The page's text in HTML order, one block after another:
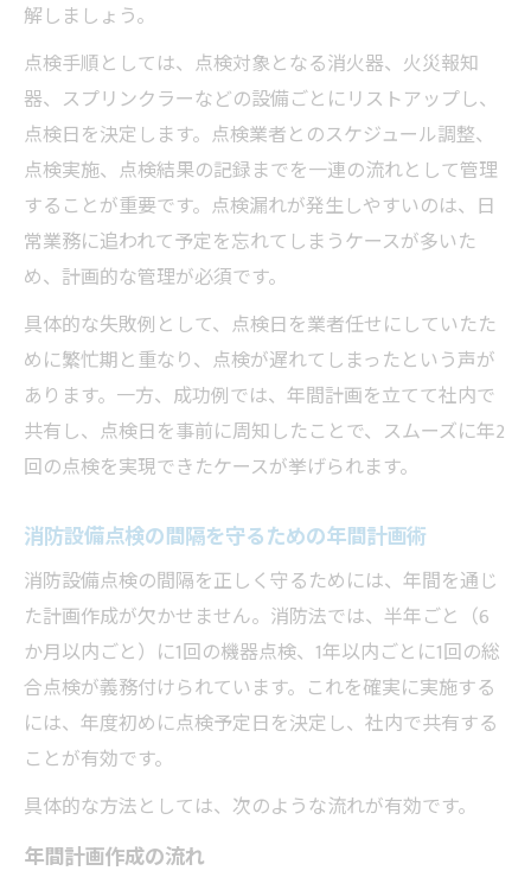
解しましょう。
点検手順としては、点検対象となる消火器、火災報知
器、スプリンクラーなどの設備ごとにリストアップし、
点検日を決定します。点検業者とのスケジュール調整、
点検実施、点検結果の記録までを一連の流れとして管理
することが重要です。点検漏れが発生しやすいのは、日
常業務に追われて予定を忘れてしまうケースが多いた
め、計画的な管理が必須です。
具体的な失敗例として、点検日を業者任せにしていたた
めに繁忙期と重なり、点検が遅れてしまったという声が
あります。一方、成功例では、年間計画を立てて社内で
共有し、点検日を事前に周知したことで、スムーズに年2
回の点検を実現できたケースが挙げられます。
消防設備点検の間隔を守るための年間計画術
消防設備点検の間隔を正しく守るためには、年間を通じ
た計画作成が欠かせません。消防法では、半年ごと（6
か月以内ごと）に1回の機器点検、1年以内ごとに1回の総
合点検が義務付けられています。これを確実に実施する
には、年度初めに点検予定日を決定し、社内で共有する
ことが有効です。
具体的な方法としては、次のような流れが有効です。
年間計画作成の流れ